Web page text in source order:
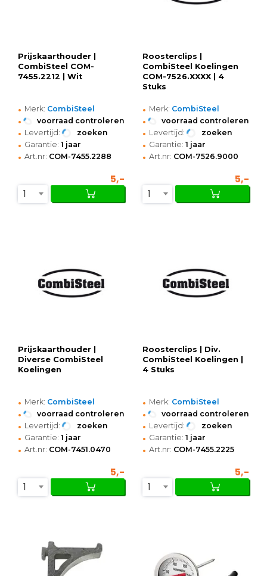
Prijskaarthouder |
CombiSteel COM-
7455.2212 | Wit
• Merk: CombiSteel
• voorraad controleren
• Levertijd: zoeken
• Garantie: 1 jaar
• Art.nr: COM-7455.2288
5,-
1
Roosterclips |
CombiSteel Koelingen
COM-7526.XXXX | 4
Stuks
• Merk: CombiSteel
• voorraad controleren
• Levertijd: zoeken
• Garantie: 1 jaar
• Art.nr: COM-7526.9000
5,-
1
Prijskaarthouder |
Diverse CombiSteel
Koelingen
• Merk: CombiSteel
• voorraad controleren
• Levertijd: zoeken
• Garantie: 1 jaar
• Art.nr: COM-7451.0470
5,-
1
Roosterclips | Div.
CombiSteel Koelingen |
4 Stuks
• Merk: CombiSteel
• voorraad controleren
• Levertijd: zoeken
• Garantie: 1 jaar
• Art.nr: COM-7455.2225
5,-
1